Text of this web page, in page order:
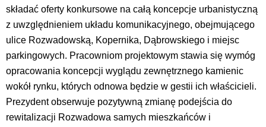
składać oferty konkursowe na całą koncepcje urbanistyczną
z uwzględnieniem układu komunikacyjnego, obejmującego
ulice Rozwadowską, Kopernika, Dąbrowskiego i miejsc
parkingowych. Pracowniom projektowym stawia się wymóg
opracowania koncepcji wyglądu zewnętrznego kamienic
wokół rynku, których odnowa będzie w gestii ich właścicieli.
Prezydent obserwuje pozytywną zmianę podejścia do
rewitalizacji Rozwadowa samych mieszkańców i